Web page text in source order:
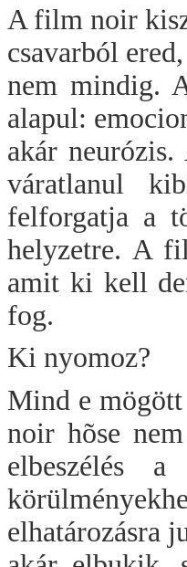
A film noir
csavarból
nem mindig.
alapul:
akár
váratlanul
felforgatja a
helyzetre. A
amit ki kell
fog.
Ki nyomoz?
Mind e
noir hõse
elbeszélés
elhatározásra